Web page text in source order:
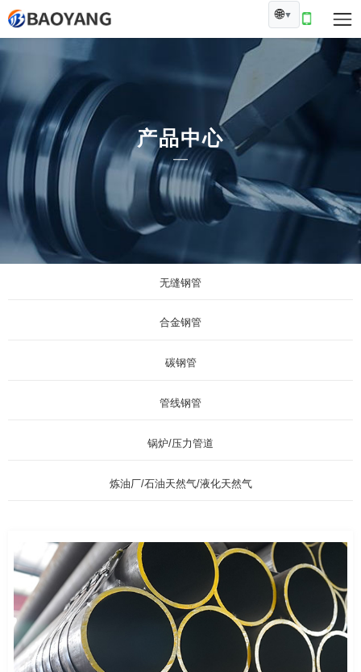
🌐▼
产品中心
无缝钢管
合金钢管
碳钢管
管线钢管
锅炉/压力管道
炼油厂/石油天然气/液化天然气